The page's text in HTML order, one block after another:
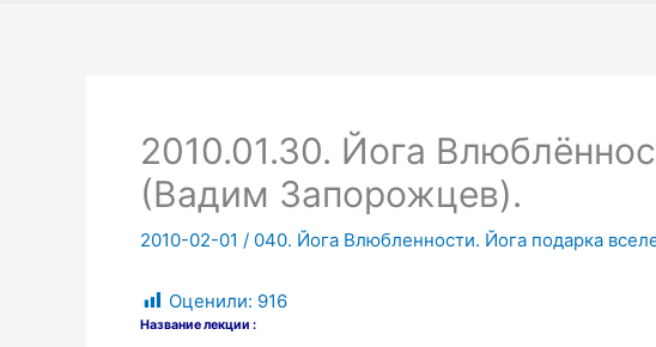
2010.01.30. Йога
(Вадим Запорожцев).
2010-02-01 / 040. Йога Влюбленности. Йога подарка
Оценили: 916
Название лекции :